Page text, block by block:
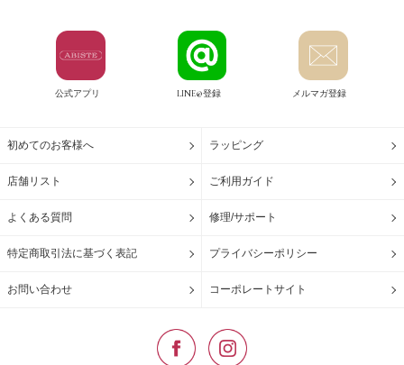
公式アプリ LINE@登録 メルマガ登録
初めてのお客様へ ラッピング
店舗リスト ご利用ガイド
よくある質問 修理/サポート
特定商取引法に基づく表記 プライバシーポリシー
お問い合わせ コーポレートサイト